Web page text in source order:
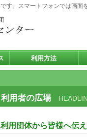
す。スマートフォンでは画面
利用者の広場
利用団体から皆様へ伝
利用方法